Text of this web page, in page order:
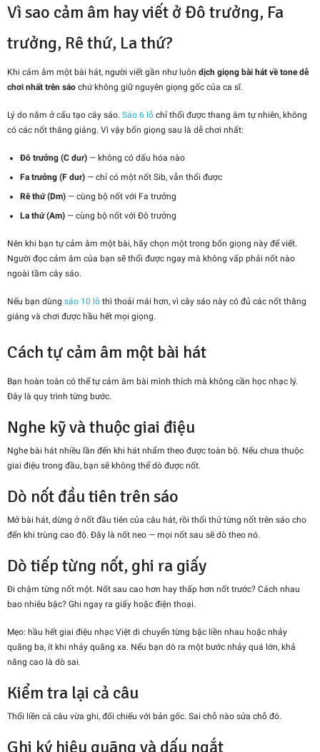
Vì sao cảm âm hay viết ở Đô trưởng, Fa
trưởng, Rê thứ, La thứ?
Khi cảm âm một bài hát, người viết gần như luôn dịch giọng bài hát về tone dễ
chơi nhất trên sáo chứ không giữ nguyên giọng gốc của ca sĩ.
Lý do nằm ở cấu tạo cây sáo. Sáo 6 lỗ chỉ thổi được thang âm tự nhiên, không
có các nốt thăng giáng. Vì vậy bốn giọng sau là dễ chơi nhất:
Đô trưởng (C dur) — không có dấu hóa nào
Fa trưởng (F dur) — chỉ có một nốt Sib, vẫn thổi được
Rê thứ (Dm) — cùng bộ nốt với Fa trưởng
La thứ (Am) — cùng bộ nốt với Đô trưởng
Nên khi bạn tự cảm âm một bài, hãy chọn một trong bốn giọng này để viết.
Người đọc cảm âm của bạn sẽ thổi được ngay mà không vấp phải nốt nào
ngoài tầm cây sáo.
Nếu bạn dùng sáo 10 lỗ thì thoải mái hơn, vì cây sáo này có đủ các nốt thăng
giáng và chơi được hầu hết mọi giọng.
Cách tự cảm âm một bài hát
Bạn hoàn toàn có thể tự cảm âm bài mình thích mà không cần học nhạc lý.
Đây là quy trình từng bước.
Nghe kỹ và thuộc giai điệu
Nghe bài hát nhiều lần đến khi hát nhẩm theo được toàn bộ. Nếu chưa thuộc
giai điệu trong đầu, bạn sẽ không thể dò được nốt.
Dò nốt đầu tiên trên sáo
Mở bài hát, dừng ở nốt đầu tiên của câu hát, rồi thổi thử từng nốt trên sáo cho
đến khi trùng cao độ. Đây là nốt neo — mọi nốt sau sẽ dò theo nó.
Dò tiếp từng nốt, ghi ra giấy
Đi chậm từng nốt một. Nốt sau cao hơn hay thấp hơn nốt trước? Cách nhau
bao nhiêu bậc? Ghi ngay ra giấy hoặc điện thoại.
Mẹo: hầu hết giai điệu nhạc Việt di chuyển từng bậc liền nhau hoặc nhảy
quãng ba, ít khi nhảy quãng xa. Nếu bạn dò ra một bước nhảy quá lớn, khả
năng cao là dò sai.
Kiểm tra lại cả câu
Thổi liền cả câu vừa ghi, đối chiếu với bản gốc. Sai chỗ nào sửa chỗ đó.
Ghi ký hiệu quãng và dấu ngắt